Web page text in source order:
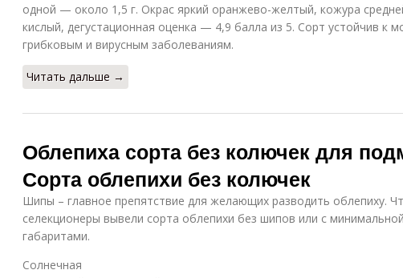
одной — около 1,5 г. Окрас яркий оранжево-желтый, кожура
кислый, дегустационная оценка — 4,9 балла из 5. Сорт устойчив к
грибковым и вирусным заболеваниям.
Читать дальше →
Облепиха сорта без колючек для
Сорта облепихи без колючек
Шипы – главное препятствие для желающих разводить облепиху.
селекционеры вывели сорта облепихи без шипов или с
габаритами.
Солнечная